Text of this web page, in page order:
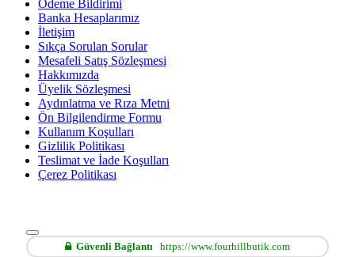
Ödeme Bildirimi
Banka Hesaplarımız
İletişim
Sıkça Sorulan Sorular
Mesafeli Satış Sözleşmesi
Hakkımızda
Üyelik Sözleşmesi
Aydınlatma ve Rıza Metni
Ön Bilgilendirme Formu
Kullanım Koşulları
Gizlilik Politikası
Teslimat ve İade Koşulları
Çerez Politikası
Güvenli Bağlantı https://www.fourhillbutik.com